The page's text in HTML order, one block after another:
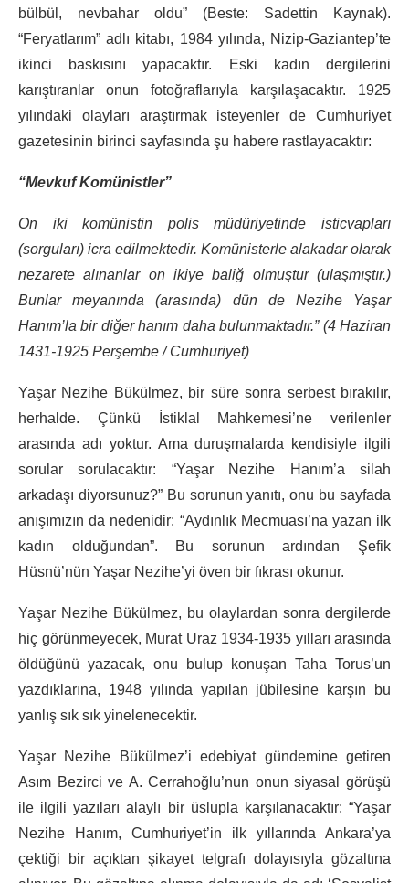
bülbül, nevbahar oldu” (Beste: Sadettin Kaynak).
“Feryatlarım” adlı kitabı, 1984 yılında, Nizip-Gaziantep’te
ikinci baskısını yapacaktır. Eski kadın dergilerini
karıştıranlar onun fotoğraflarıyla karşılaşacaktır. 1925
yılındaki olayları araştırmak isteyenler de Cumhuriyet
gazetesinin birinci sayfasında şu habere rastlayacaktır:
“Mevkuf Komünistler”
On iki komünistin polis müdüriyetinde isticvapları
(sorguları) icra edilmektedir. Komünisterle alakadar olarak
nezarete alınanlar on ikiye baliğ olmuştur (ulaşmıştır.)
Bunlar meyanında (arasında) dün de Nezihe Yaşar
Hanım’la bir diğer hanım daha bulunmaktadır.” (4 Haziran
1431-1925 Perşembe / Cumhuriyet)
Yaşar Nezihe Bükülmez, bir süre sonra serbest bırakılır,
herhalde. Çünkü İstiklal Mahkemesi’ne verilenler
arasında adı yoktur. Ama duruşmalarda kendisiyle ilgili
sorular sorulacaktır: “Yaşar Nezihe Hanım’a silah
arkadaşı diyorsunuz?” Bu sorunun yanıtı, onu bu sayfada
anışımızın da nedenidir: “Aydınlık Mecmuası’na yazan ilk
kadın olduğundan”. Bu sorunun ardından Şefik
Hüsnü’nün Yaşar Nezihe’yi öven bir fıkrası okunur.
Yaşar Nezihe Bükülmez, bu olaylardan sonra dergilerde
hiç görünmeyecek, Murat Uraz 1934-1935 yılları arasında
öldüğünü yazacak, onu bulup konuşan Taha Torus’un
yazdıklarına, 1948 yılında yapılan jübilesine karşın bu
yanlış sık sık yinelenecektir.
Yaşar Nezihe Bükülmez’i edebiyat gündemine getiren
Asım Bezirci ve A. Cerrahoğlu’nun onun siyasal görüşü
ile ilgili yazıları alaylı bir üslupla karşılanacaktır: “Yaşar
Nezihe Hanım, Cumhuriyet’in ilk yıllarında Ankara’ya
çektiği bir açıktan şikayet telgrafı dolayısıyla gözaltına